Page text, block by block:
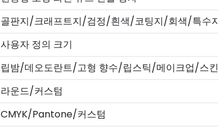
골판지/크래프트지/검정/흰색/코팅지/회색/특수
사용자 정의 크기
립밤/데오도란트/고형 향수/립스틱/메이크업/스
라운드/커스텀
CMYK/Pantone/커스텀